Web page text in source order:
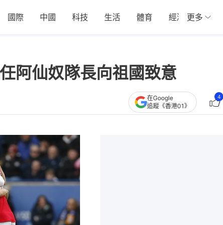
國際 中國 科技 生活 體育 經濟 01深圳
更多
阿仙奴隊長向祖國致意
在Google
追蹤《香港01》
4